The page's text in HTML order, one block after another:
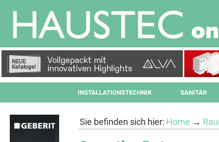
INSTALLATIONSTECHNIK SANITÄR
Sie befinden sich hier: Home →